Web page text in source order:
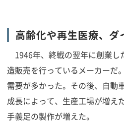
高齢化や再生医療、
1946年、終戦の翌年に創業し
造販売を行っているメーカーだ
需要が多かった。その後、自動
成長によって、生産工場が増え
手義足の製作が増えた。